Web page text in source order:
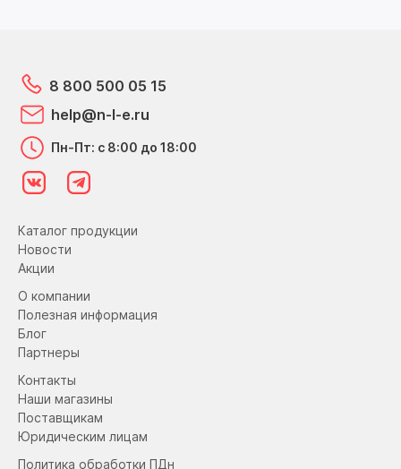
Каталог продукции
Новости
Акции
О компании
Полезная информация
Блог
Партнеры
Контакты
Наши магазины
Поставщикам
Юридическим лицам
Политика обработки ПДн
8 800 500 05 15
help@n-l-e.ru
Пн-Пт: с 8:00 до 18:00